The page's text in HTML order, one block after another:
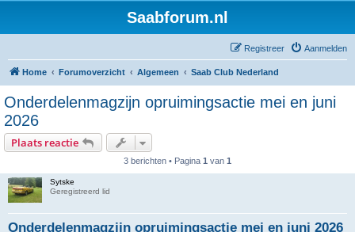
Saabforum.nl
Aanmelden
Registreer
Home Forumoverzicht Algemeen Saab Club Nederland
Onderdelenmagzijn opruimingsactie mei en juni
2026
Plaats reactie
3 berichten • Pagina 1 van 1
Sytske
Geregistreerd lid
Onderdelenmagzijn opruimingsactie mei en juni 2026